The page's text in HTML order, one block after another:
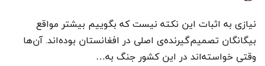
نیازی به اثبات این نکته نیست که بگوییم بیشتر مواقع
بیگانگان تصمیم‌گیرنده‌ی اصلی در افغانستان بوده‌اند. آن‌ها
وقتی خواسته‌اند در این کشور جنگ به…